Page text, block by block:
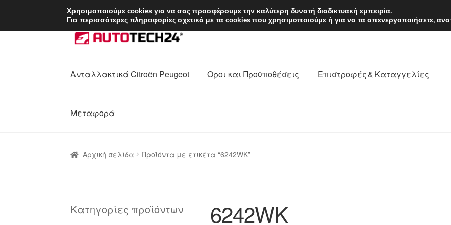
ΑΠΟΣΤΟΛΗ από 7 EUR Δευτέρα-Παρ.
Απευθείας
μετάβαση
πλοήγηση
Μετάβαση
σε
Ανταλλακτικά Citroën Peugeot Οροι και Προϋποθέσεις Επιστροφές & Καταγγελίες
Μεταφορά
Αρχική σελίδα Προϊόντα με ετικέτα “6242WK”
6242WK
Κατηγορίες προϊόντων
Χρησιμοποιούμε cookies για να σας προσφέρουμε την καλύτερη δυνατή διαδικτυακή εμπειρία.
Για περισσότερες πληροφορίες σχετικά με τα cookies που χρησιμοποιούμε ή για να τα απενεργοποιήσετε,